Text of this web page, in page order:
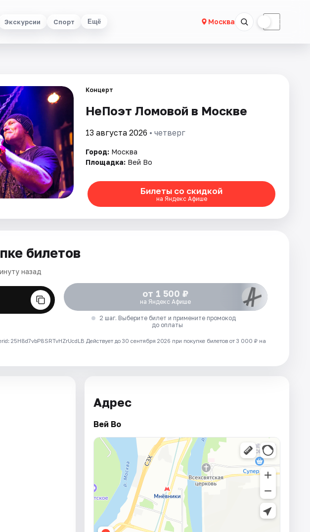
Экскурсии Спорт Ещё Москва ☾
Концерт
НеПоэт Ломовой в Москве
13 августа 2026 • четверг
Город: Москва
Площадка: Вей Во
Билеты со скидкой
на Яндекс Афише
билетов
назад
от 1 500 ₽
на Яндекс Афише
2 шаг. Выберите билет и примените промокод
до оплаты
25H8d7vbP8SRTvHZrUcdLB Действует до 30 сентября 2026 при покупке билетов от 3 000 ₽ на
Адрес
Вей Во